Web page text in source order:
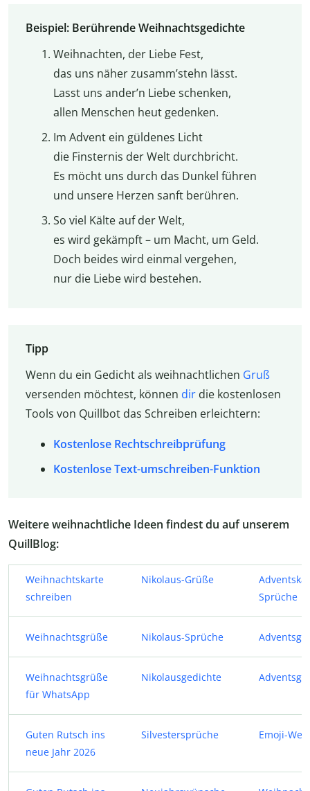
Beispiel: Berührende Weihnachtsgedichte
Weihnachten, der Liebe Fest,
das uns näher zusamm’stehn lässt.
Lasst uns ander’n Liebe schenken,
allen Menschen heut gedenken.
Im Advent ein güldenes Licht
die Finsternis der Welt durchbricht.
Es möcht uns durch das Dunkel führen
und unsere Herzen sanft berühren.
So viel Kälte auf der Welt,
es wird gekämpft – um Macht, um Geld.
Doch beides wird einmal vergehen,
nur die Liebe wird bestehen.
Tipp
Wenn du ein Gedicht als weihnachtlichen Gruß
versenden möchtest, können dirdie kostenlosen
Tools von Quillbot das Schreiben erleichtern:
Kostenlose Rechtschreibprüfung
Kostenlose Text-umschreiben-Funktion
Weitere weihnachtliche Ideen findest du auf unserem
QuillBlog:
Weihnachtskarte
schreiben
Nikolaus-Grüße
Sprüche
Weihnachtsgrüße Nikolaus-Sprüche
Weihnachtsgrüße
für WhatsApp
Nikolausgedichte
Guten Rutsch ins
neue Jahr 2026
Silvestersprüche Emoji-